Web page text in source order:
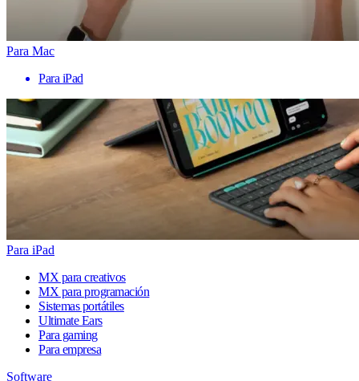
Para Mac
Para iPad
Para iPad
MX para creativos
MX para programación
Sistemas portátiles
Ultimate Ears
Para gaming
Para empresa
Software